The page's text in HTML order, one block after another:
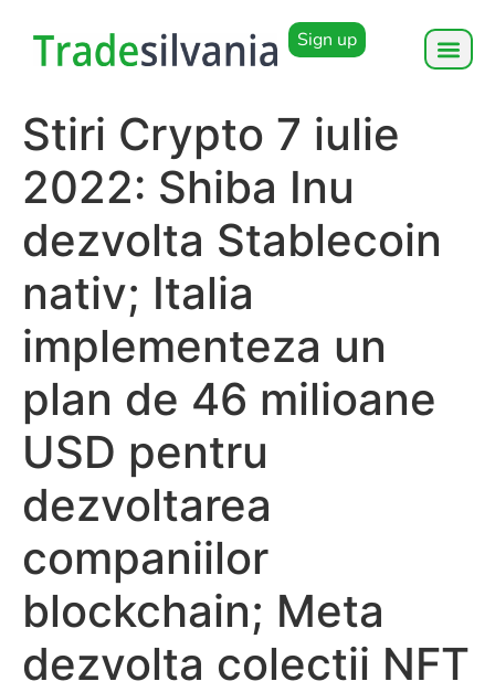
Sign up
Stiri Crypto 7 iulie
2022: Shiba Inu
dezvolta Stablecoin
nativ; Italia
implementeza un
plan de 46 milioane
USD pentru
dezvoltarea
companiilor
blockchain; Meta
dezvolta colectii NFT